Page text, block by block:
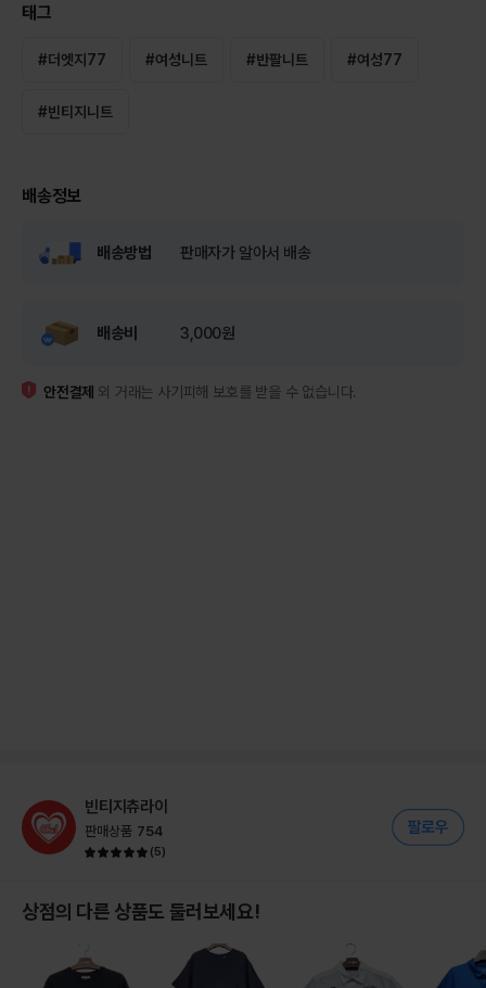
태그
#더엣지77 #여성니트 #반팔니트 #여성77
#빈티지니트
배송정보
배송방법 판매자가 알아서 배송
배송비 3,000원
안전결제 외 거래는 사기피해 보호를 받을 수 없습니다.
빈티지츄라이
판매상품 754
(5)
상점의 다른 상품도 둘러보세요!